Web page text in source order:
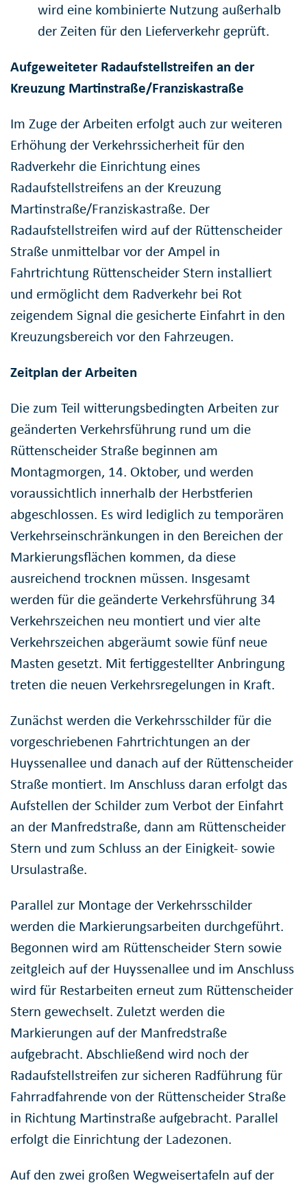
wird eine kombinierte Nutzung außerhalb
der Zeiten für den Lieferverkehr geprüft.
Aufgeweiteter Radaufstellstreifen an der
Kreuzung Martinstraße/Franziskastraße
Im Zuge der Arbeiten erfolgt auch zur weiteren
Erhöhung der Verkehrssicherheit für den
Radverkehr die Einrichtung eines
Radaufstellstreifens an der Kreuzung
Martinstraße/Franziskastraße. Der
Radaufstellstreifen wird auf der Rüttenscheider
Straße unmittelbar vor der Ampel in
Fahrtrichtung Rüttenscheider Stern installiert
und ermöglicht dem Radverkehr bei Rot
zeigendem Signal die gesicherte Einfahrt in den
Kreuzungsbereich vor den Fahrzeugen.
Zeitplan der Arbeiten
Die zum Teil witterungsbedingten Arbeiten zur
geänderten Verkehrsführung rund um die
Rüttenscheider Straße beginnen am
Montagmorgen, 14. Oktober, und werden
voraussichtlich innerhalb der Herbstferien
abgeschlossen. Es wird lediglich zu temporären
Verkehrseinschränkungen in den Bereichen der
Markierungsflächen kommen, da diese
ausreichend trocknen müssen. Insgesamt
werden für die geänderte Verkehrsführung 34
Verkehrszeichen neu montiert und vier alte
Verkehrszeichen abgeräumt sowie fünf neue
Masten gesetzt. Mit fertiggestellter Anbringung
treten die neuen Verkehrsregelungen in Kraft.
Zunächst werden die Verkehrsschilder für die
vorgeschriebenen Fahrtrichtungen an der
Huyssenallee und danach auf der Rüttenscheider
Straße montiert. Im Anschluss daran erfolgt das
Aufstellen der Schilder zum Verbot der Einfahrt
an der Manfredstraße, dann am Rüttenscheider
Stern und zum Schluss an der Einigkeit- sowie
Ursulastraße.
Parallel zur Montage der Verkehrsschilder
werden die Markierungsarbeiten durchgeführt.
Begonnen wird am Rüttenscheider Stern sowie
zeitgleich auf der Huyssenallee und im Anschluss
wird für Restarbeiten erneut zum Rüttenscheider
Stern gewechselt. Zuletzt werden die
Markierungen auf der Manfredstraße
aufgebracht. Abschließend wird noch der
Radaufstellstreifen zur sicheren Radführung für
Fahrradfahrende von der Rüttenscheider Straße
in Richtung Martinstraße aufgebracht. Parallel
erfolgt die Einrichtung der Ladezonen.
Auf den zwei großen Wegweisertafeln auf der